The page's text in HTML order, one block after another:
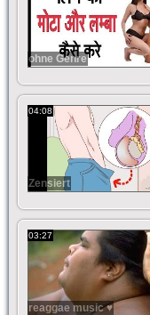
ohne Genre
04:08
Zensiert
03:27
reaggae music ♥